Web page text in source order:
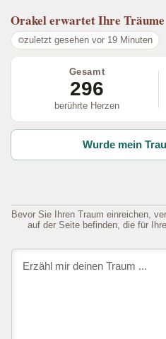
Orakelerwartet Ihre Träume
zuletzt gesehen vor 19 Minuten
Gesamt
296
berührte Herzen
Wurde mein
Bevor Sie Ihren Traum einreichen,
auf der Seite befinden, die für